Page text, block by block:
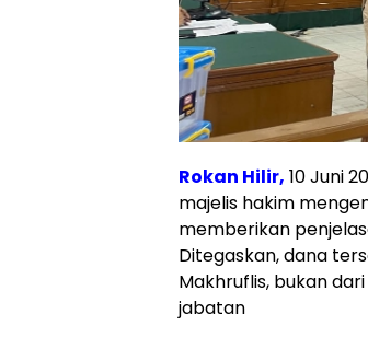
Rokan Hilir, 10 Juni
majelis hakim
memberikan
Ditegaskan, dana
Makhruflis, bukan
jabatan